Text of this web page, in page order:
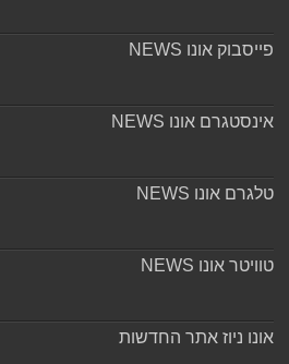
פייסבוק אונו NEWS
אינסטגרם אונו NEWS
טלגרם אונו NEWS
טוויטר אונו NEWS
אונו ניוז אתר החדשות